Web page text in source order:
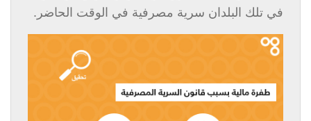
في تلك البلدان سرية مصرفية في الوقت الحاضر.